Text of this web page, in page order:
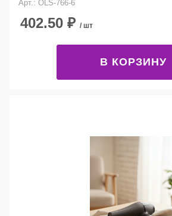
Арт.: OLS-766-6
402.50 ₽ / шт
В КОРЗИНУ